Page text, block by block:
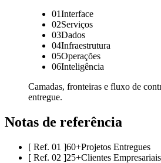
01Interface
02Serviços
03Dados
04Infraestrutura
05Operações
06Inteligência
Camadas, fronteiras e fluxo de
entregue.
Notas de referência
[ Ref. 01 ]60+Projetos Entregues
[ Ref. 02 ]25+Clientes Empresariais